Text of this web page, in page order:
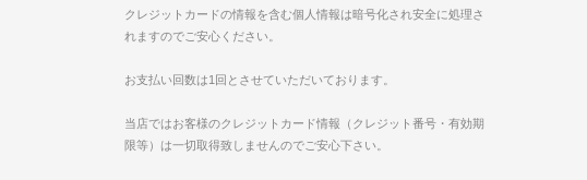
クレジットカードの情報を含む個人情報は暗号化され安全に処理さ
れますのでご安心ください。
お支払い回数は1回とさせていただいております。
当店ではお客様のクレジットカード情報（クレジット番号・有効期
限等）は一切取得致しませんのでご安心下さい。